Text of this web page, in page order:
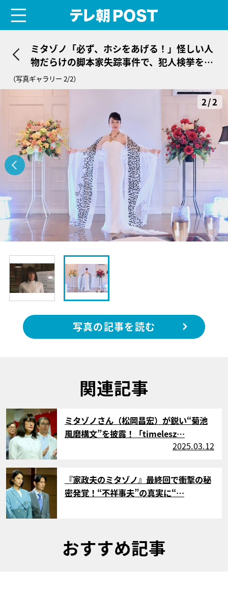
ミタゾノ「必ず、ホシをあげる！」怪しい人
物だらけの脚本家失踪事件で、犯人検挙を宣
言
（写真ギャラリー 2/2）
2/2
写真の記事を読む
関連記事
サムネイル
ミタゾノさん（松岡昌宏）が鋭い“菊池
風磨構文”を披露！「timelesz…
2025.03.12
サムネイル
『家政夫のミタゾノ』最終回で衝撃の秘
密発覚！“不祥事夫”の真実に“…
おすすめ記事